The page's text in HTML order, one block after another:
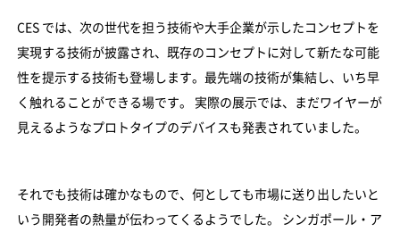
CES では、次の世代を担う技術や大手企業が示したコンセプトを
実現する技術が披露され、既存のコンセプトに対して新たな可能
性を提示する技術も登場します。最先端の技術が集結し、いち早
く触れることができる場です。 実際の展示では、まだワイヤーが
見えるようなプロトタイプのデバイスも発表されていました。
それでも技術は確かなもので、何としても市場に送り出したいと
いう開発者の熱量が伝わってくるようでした。 シンガポール・ア